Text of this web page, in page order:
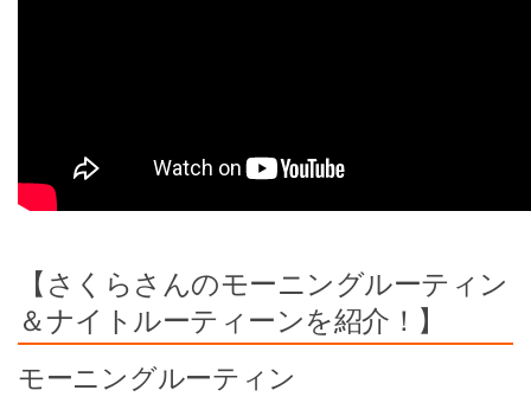
【さくらさんのモーニングルーティン
＆ナイトルーティーンを紹介！】
モーニングルーティン